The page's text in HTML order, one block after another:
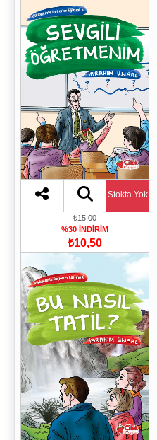
Stokta Yok
₺15,00
%30 İNDİRİM
₺10,50